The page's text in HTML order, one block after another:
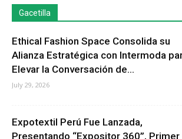
Gacetilla
Ethical Fashion Space Consolida su
Alianza Estratégica con Intermoda
Elevar la Conversación de...
July 29, 2026
Expotextil Perú Fue Lanzada,
Presentando “Expositor 360”, Primer